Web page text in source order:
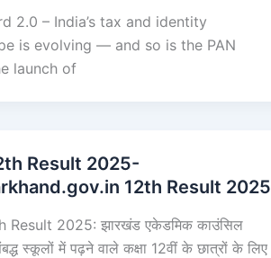
2.0 – India’s tax and identity
is evolving — and so is the PAN
launch of
Result 2025-
12th Result 2025
Result 2025: झारखंड एकेडमिक काउंसिल
स्कूलों में पढ़ने वाले कक्षा 12वीं के छात्रों के लिए